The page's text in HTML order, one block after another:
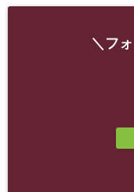
＼フ